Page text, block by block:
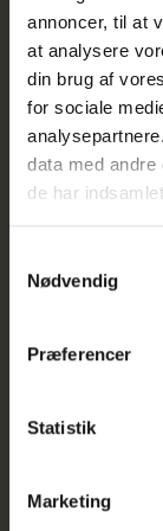
annoncer, til at
at analysere
din brug af
for sociale
data med andre
de har
Nødvendig
Præferencer
Statistik
Marketing
I
BESKRIVELSE
Simple